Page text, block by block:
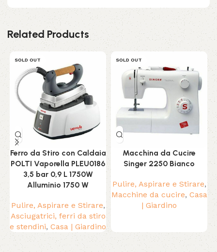
Related Products
SOLD OUT
Ferro da Stiro con Caldaia
POLTI Vaporella PLEU0186
3,5 bar 0,9 L 1750W
Alluminio 1750 W
Pulire, Aspirare e Stirare,
Asciugatrici, ferri da stiro
e stendini, Casa | Giardino
SOLD OUT
Macchina da Cucire
Singer 2250 Bianco
Pulire, Aspirare e Stirare,
Macchine da cucire, Casa
| Giardino
Read More